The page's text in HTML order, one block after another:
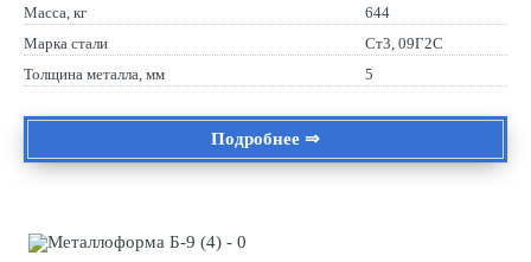
Масса, кг
644
Марка стали
Ст3, 09Г2С
Толщина металла, мм
5
Подробнее ⇒